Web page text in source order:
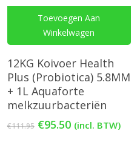
Toevoegen Aan
Winkelwagen
12KG Koivoer Health
Plus (Probiotica) 5.8MM
+ 1L Aquaforte
melkzuurbacteriën
€111.95 Oorspronkelijke
€95.50Huidige
(incl. BTW)